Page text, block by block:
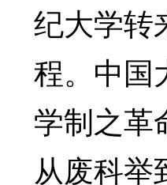
纪大学转
程。中国
学制之革
从废科举